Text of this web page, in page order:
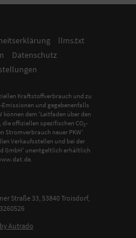
llms.txt
Datenschutz
Kraftstoffverbrauch und zu
-Emissionen und gegebenenfalls
können dem 'Leitfaden über den
offiziellen spezifischen CO2-
Stromverbrauch neuer PKW'
Verkaufsstellen und bei der
GmbH' unentgeltlich erhältlich
Straße 33, 53840Troisdorf,
Autrado